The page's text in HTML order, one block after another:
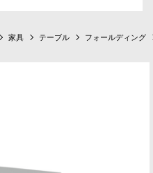
家具 テーブル フォールディング